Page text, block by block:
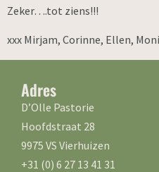
Zeker….tot ziens!!!
xxx Mirjam, Corinne, Ellen,
Adres
D’Olle Pastorie
Hoofdstraat 28
9975 VS Vierhuizen
+31 (0) 6 27 13 41 31